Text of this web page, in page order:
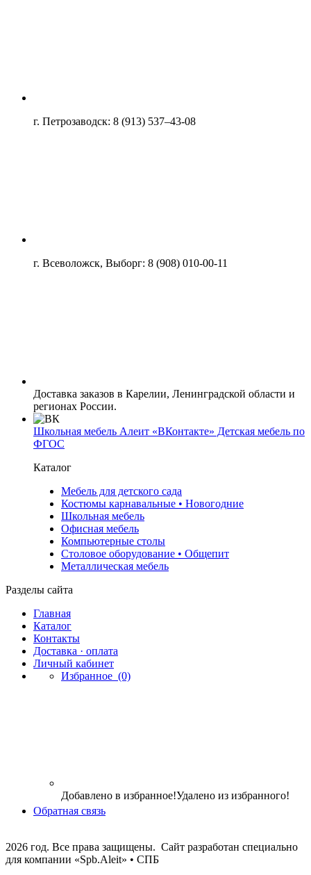
г. Петрозаводск: 8 (913) 537–43-08
г. Всеволожск, Выборг: 8 (908) 010-00-11
Доставка заказов в Карелии, Ленинградской области и
регионах России.
Школьная мебель Алеит «ВКонтакте» Детская мебель по
ФГОС
Каталог
Мебель для детского сада
Костюмы карнавальные • Новогодние
Школьная мебель
Офисная мебель
Компьютерные столы
Столовое оборудование • Общепит
Металлическая мебель
Разделы сайта
Главная
Каталог
Контакты
Доставка · оплата
Личный кабинет
Избранное (0)
Добавлено в избранное!Удалено из избранного!
Обратная связь
2026 год. Все права защищены. Сайт разработан специально
для компании «Spb.Aleit» • СПБ